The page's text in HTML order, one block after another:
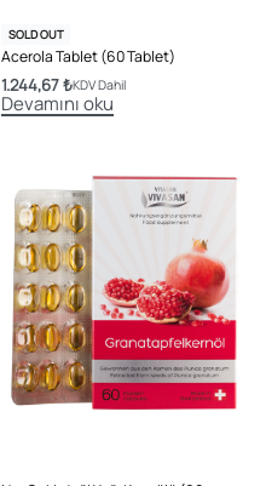
SOLD OUT
Acerola Tablet (60 Tablet)
1.244,67₺KDV Dahil
Devamını oku